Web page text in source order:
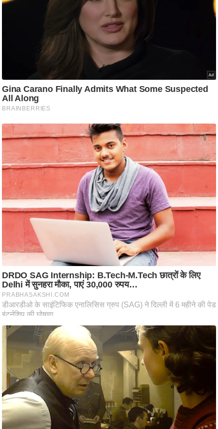
म
सा
म
यि
क
मा
तृ
मि
स्तं
म
आ
र
.
आ
.
प
र
स
मी